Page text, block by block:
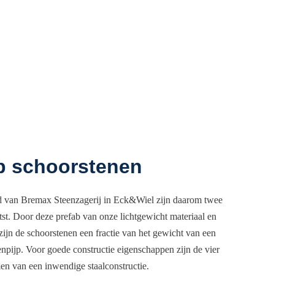
schoorstenen
Bremax Steenzagerij in Eck&Wiel zijn daarom twee
Door deze prefab van onze lichtgewicht materiaal en
de schoorstenen een fractie van het gewicht van een
Voor goede constructie eigenschappen zijn de vier
van een inwendige staalconstructie.